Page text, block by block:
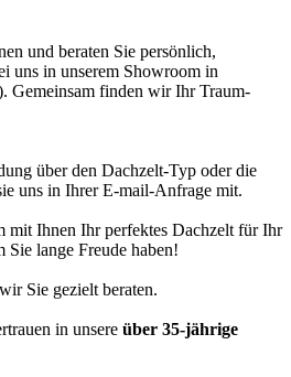
und beraten Sie persönlich,
uns in unserem Showroom in
Gemeinsam finden wir Ihr Traum-
über den Dachzelt-Typ oder die
uns in Ihrer E-mail-Anfrage mit.
mit Ihnen Ihr perfektes Dachzelt für Ihr
Sie lange Freude haben!
Sie gezielt beraten.
in unsere über 35-jährige